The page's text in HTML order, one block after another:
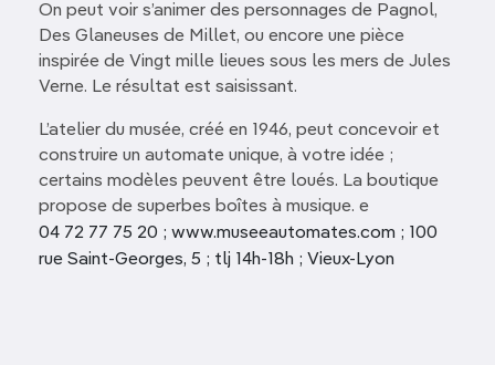
On peut voir s’animer des personnages de Pagnol,
Des Glaneuses de Millet, ou encore une pièce
inspirée de Vingt mille lieues sous les mers de Jules
Verne. Le résultat est saisissant.
L’atelier du musée, créé en 1946, peut concevoir et
construire un automate unique, à votre idée ;
certains modèles peuvent être loués. La boutique
propose de superbes boîtes à musique. e
04 72 77 75 20 ; www.museeautomates.com ; 100
rue Saint-Georges, 5 ; tlj 14h-18h ; Vieux-Lyon